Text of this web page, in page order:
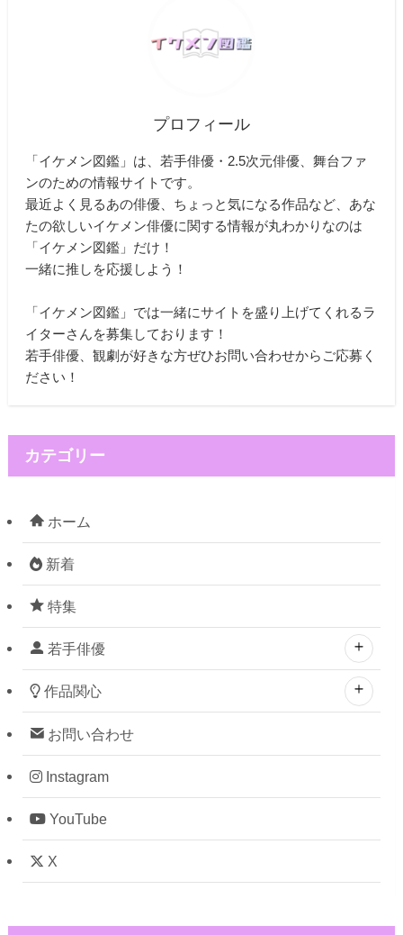
プロフィール
「イケメン図鑑」は、若手俳優・2.5次元俳優、舞台ファ
ンのための情報サイトです。
最近よく見るあの俳優、ちょっと気になる作品など、あな
たの欲しいイケメン俳優に関する情報が丸わかりなのは
「イケメン図鑑」だけ！
一緒に推しを応援しよう！
「イケメン図鑑」では一緒にサイトを盛り上げてくれるラ
イターさんを募集しております！
若手俳優、観劇が好きな方ぜひお問い合わせからご応募く
ださい！
カテゴリー
ホーム
新着
特集
若手俳優
作品関心
お問い合わせ
Instagram
YouTube
X